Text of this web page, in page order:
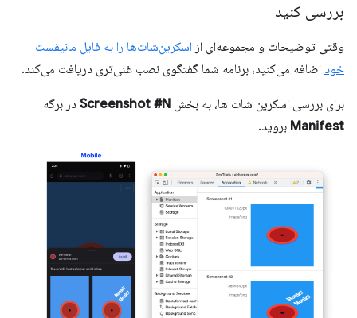
بررسی کنید
وقتی توضیحات و مجموعه‌ای از اسکرین‌شات‌ها را به فایل مانیفست
خود اضافه می‌کنید، برنامه شما گفتگوی نصب غنی‌تری دریافت می‌کند.
برای بررسی اسکرین شات ها، به بخش Screenshot #N در برگه
Manifest بروید.